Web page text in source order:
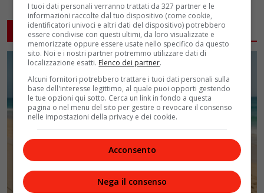
ARTICOLI CORRELATI
I tuoi dati personali verranno trattati da 327 partner e le
informazioni raccolte dal tuo dispositivo (come cookie,
identificatori univoci e altri dati del dispositivo) potrebbero
essere condivise con questi ultimi, da loro visualizzate e
memorizzate oppure essere usate nello specifico da questo
sito. Noi e i nostri partner potremmo utilizzare dati di
localizzazione esatti. Elenco dei partner.
Alcuni fornitori potrebbero trattare i tuoi dati personali sulla
base dell'interesse legittimo, al quale puoi opporti gestendo
le tue opzioni qui sotto. Cerca un link in fondo a questa
pagina o nel menu del sito per gestire o revocare il consenso
nelle impostazioni della privacy e dei cookie.
Acconsento
Nega il consenso